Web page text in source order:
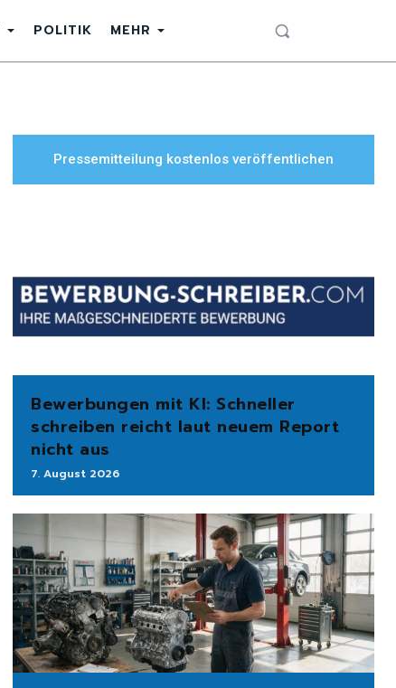
POLITIK MEHR
Pressemitteilung kostenlos veröffentlichen
Bewerbungen mit KI: Schneller
schreiben reicht laut neuem Report
nicht aus
7. August 2026